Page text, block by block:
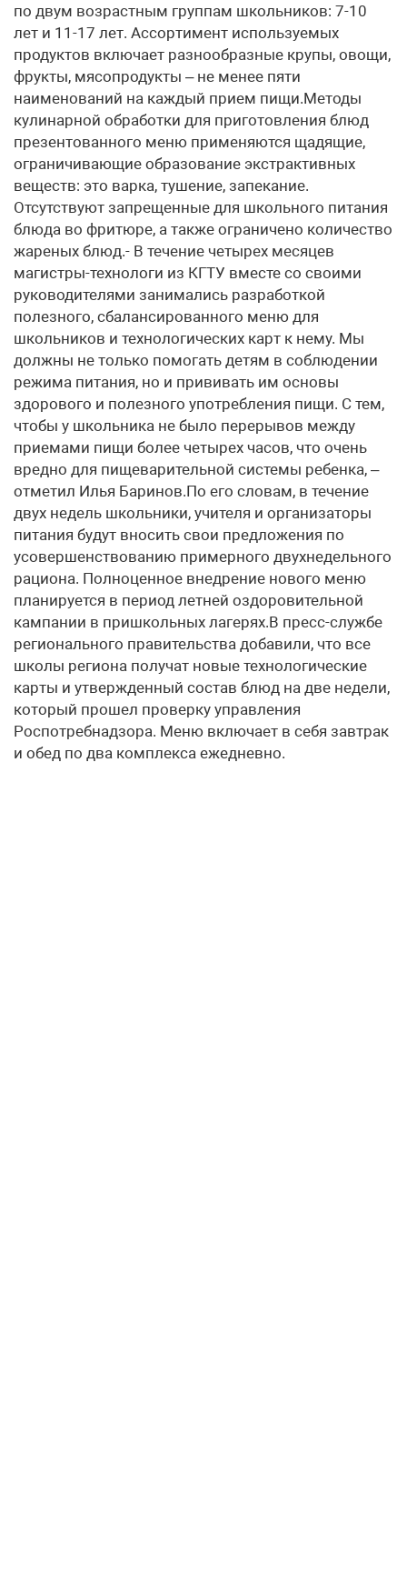
по двум возрастным группам школьников: 7-10
лет и 11-17 лет. Ассортимент используемых
продуктов включает разнообразные крупы, овощи,
фрукты, мясопродукты – не менее пяти
наименований на каждый прием пищи.Методы
кулинарной обработки для приготовления блюд
презентованного меню применяются щадящие,
ограничивающие образование экстрактивных
веществ: это варка, тушение, запекание.
Отсутствуют запрещенные для школьного питания
блюда во фритюре, а также ограничено количество
жареных блюд.- В течение четырех месяцев
магистры-технологи из КГТУ вместе со своими
руководителями занимались разработкой
полезного, сбалансированного меню для
школьников и технологических карт к нему. Мы
должны не только помогать детям в соблюдении
режима питания, но и прививать им основы
здорового и полезного употребления пищи. С тем,
чтобы у школьника не было перерывов между
приемами пищи более четырех часов, что очень
вредно для пищеварительной системы ребенка, –
отметил Илья Баринов.По его словам, в течение
двух недель школьники, учителя и организаторы
питания будут вносить свои предложения по
усовершенствованию примерного двухнедельного
рациона. Полноценное внедрение нового меню
планируется в период летней оздоровительной
кампании в пришкольных лагерях.В пресс-службе
регионального правительства добавили, что все
школы региона получат новые технологические
карты и утвержденный состав блюд на две недели,
который прошел проверку управления
Роспотребнадзора. Меню включает в себя завтрак
и обед по два комплекса ежедневно.